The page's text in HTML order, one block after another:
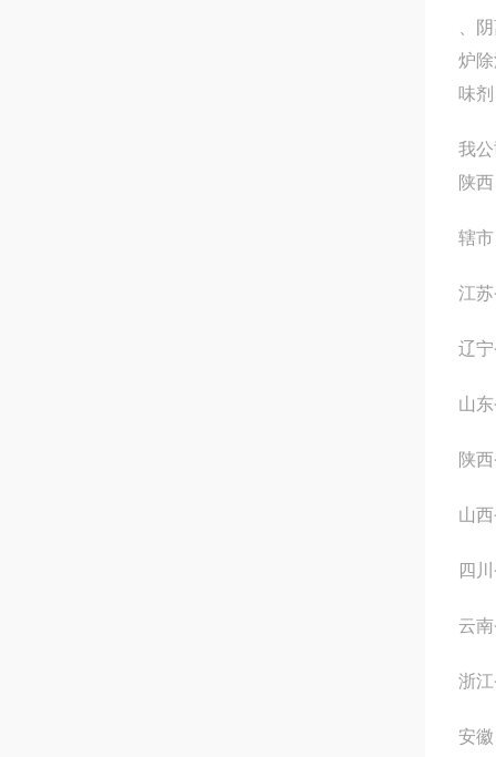
、
炉
味
我
陕
辖
江
辽
山
陕
山
四
云
浙
安